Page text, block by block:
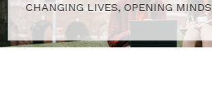
CHANGING LIVES, OPENING MINDS